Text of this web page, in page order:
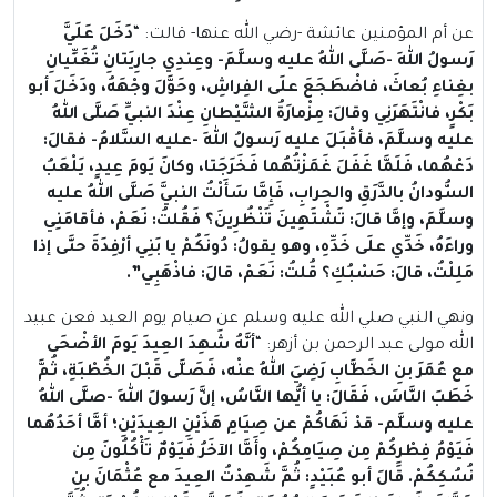
عن أم المؤمنين عائشة -رضي الله عنها- قالت: “ دَخَلَ عَلَيَّ
رَسولُ اللهِ -صَلَّى اللهُ عليه وسلَّمَ- وعِندِي جارِيَتانِ تُغَنِّيانِ
بغِناءِ بُعاثَ، فاضْطَجَعَ علَى الفِراشِ، وحَوَّلَ وجْهَهُ، ودَخَلَ أبو
بَكْرٍ، فانْتَهَرَنِي وقالَ: مِزْمارَةُ الشَّيْطانِ عِنْدَ النبيِّ صَلَّى اللهُ
عليه وسلَّمَ، فأقْبَلَ عليه رَسولُ اللهِ -عليه السَّلامُ- فقالَ:
دَعْهُما، فَلَمَّا غَفَلَ غَمَزْتُهُما فَخَرَجَتا، وكانَ يَومَ عِيدٍ، يَلْعَبُ
السُّودانُ بالدَّرَقِ والحِرابِ، فَإِمَّا سَأَلْتُ النبيَّ صَلَّى اللهُ عليه
وسلَّمَ، وإمَّا قالَ: تَشْتَهِينَ تَنْظُرِينَ؟ فَقُلتُ: نَعَمْ، فأقامَنِي
وراءَهُ، خَدِّي علَى خَدِّهِ، وهو يقولُ: دُونَكُمْ يا بَنِي أرْفِدَةَ حتَّى إذا
مَلِلْتُ، قالَ: حَسْبُكِ؟ قُلتُ: نَعَمْ، قالَ: فاذْهَبِي”.
ونهي النبي صلي الله عليه وسلم عن صيام يوم العيد فعن عبيد
الله مولى عبد الرحمن بن أزهر: “ أنَّهُ شَهِدَ العِيدَ يَومَ الأضْحَى
مع عُمَرَ بنِ الخَطَّابِ رَضِيَ اللهُ عنْه، فَصَلَّى قَبْلَ الخُطْبَةِ، ثُمَّ
خَطَبَ النَّاسَ، فَقَالَ: يا أيُّها النَّاسُ، إنَّ رَسولَ اللهِ -صلَّى اللهُ
عليه وسلَّم- قدْ نَهَاكُمْ عن صِيَامِ هَذَيْنِ العِيدَيْنِ؛ أمَّا أحَدُهُما
فَيَوْمُ فِطْرِكُمْ مِن صِيَامِكُمْ، وأَمَّا الآخَرُ فَيَوْمٌ تَأْكُلُونَ مِن
نُسُكِكُمْ. قَالَ أبو عُبَيْدٍ: ثُمَّ شَهِدْتُ العِيدَ مع عُثْمَانَ بنِ